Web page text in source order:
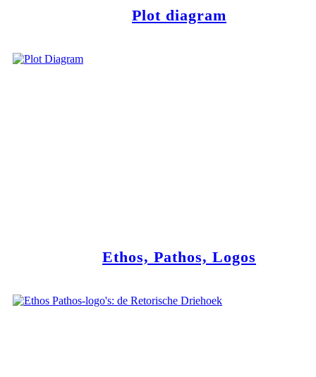
Plot diagram
Ethos, Pathos, Logos